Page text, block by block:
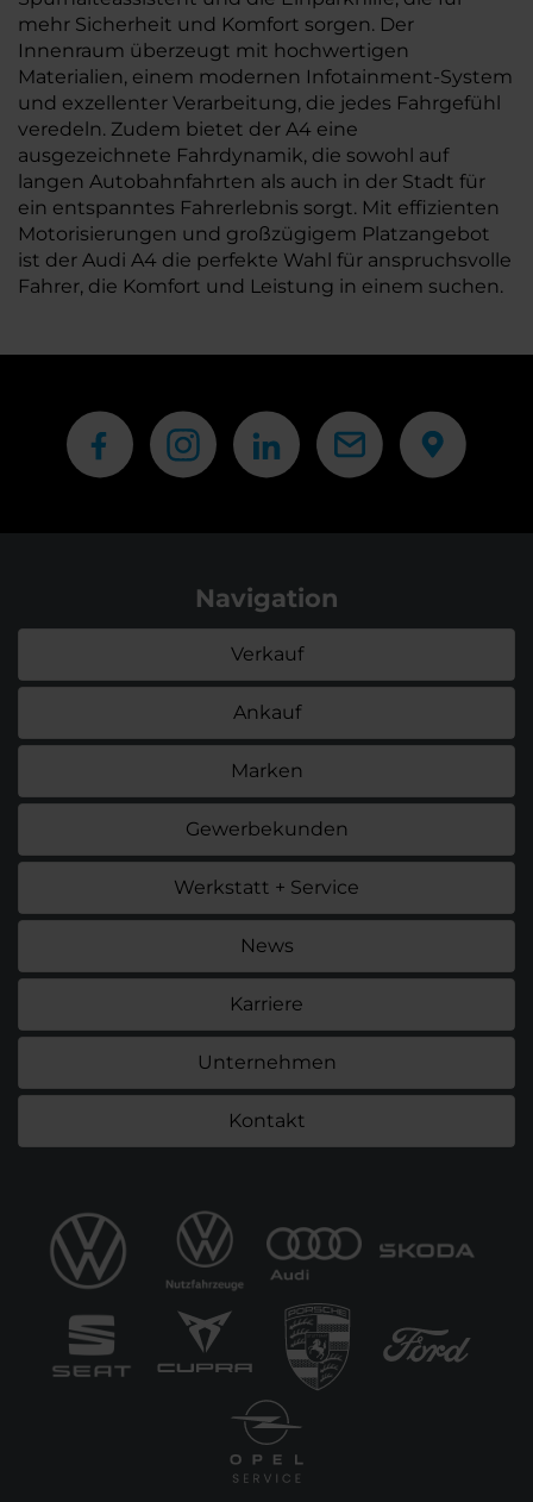
mehr Sicherheit und Komfort sorgen. Der
Innenraum überzeugt mit hochwertigen
Materialien, einem modernen Infotainment-System
und exzellenter Verarbeitung, die jedes Fahrgefühl
veredeln. Zudem bietet der A4 eine
ausgezeichnete Fahrdynamik, die sowohl auf
langen Autobahnfahrten als auch in der Stadt für
ein entspanntes Fahrerlebnis sorgt. Mit effizienten
Motorisierungen und großzügigem Platzangebot
ist der Audi A4 die perfekte Wahl für anspruchsvolle
Fahrer, die Komfort und Leistung in einem suchen.
Navigation
Verkauf
Ankauf
Marken
Gewerbekunden
Werkstatt + Service
News
Karriere
Unternehmen
Kontakt